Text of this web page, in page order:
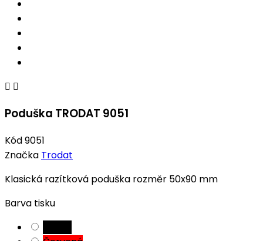
 
Poduška TRODAT 9051
Kód9051
Značka Trodat
Klasická razítková poduška rozměr 50x90 mm
Barva tisku